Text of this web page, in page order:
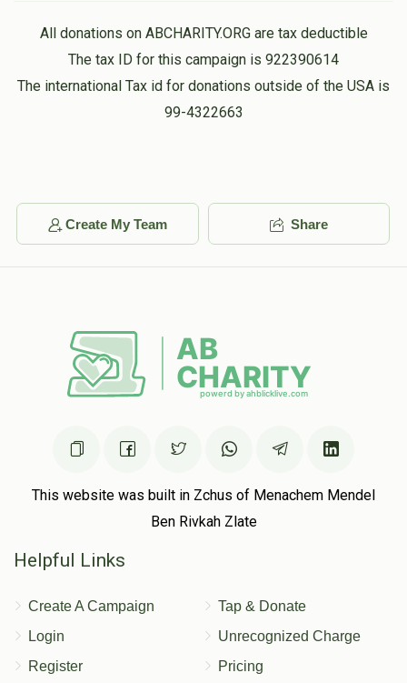
All donations on ABCHARITY.ORG are tax deductible
The tax ID for this campaign is 922390614
The international Tax id for donations outside of the USA is
99-4322663
Create My Team Share
This website was built in Zchus of Menachem Mendel
Ben Rivkah Zlate
Helpful Links
Create A Campaign
Login
Register
Tap & Donate
Unrecognized Charge
Pricing